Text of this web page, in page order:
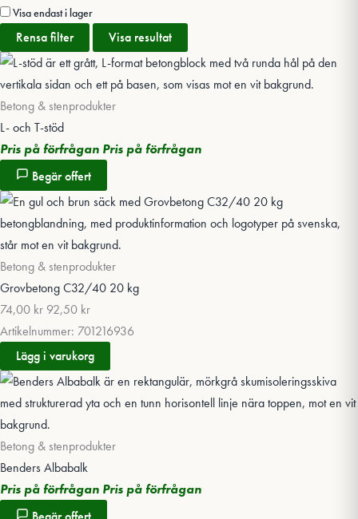
Visa endast i lager
Rensa filter Visa resultat
Betong & stenprodukter
L- och T-stöd
Pris på förfrågan Pris på förfrågan
Begär offert
Betong & stenprodukter
Grovbetong C32/40 20 kg
74,00 kr 92,50 kr
Artikelnummer: 701216936
Lägg i varukorg
Betong & stenprodukter
Benders Albabalk
Pris på förfrågan Pris på förfrågan